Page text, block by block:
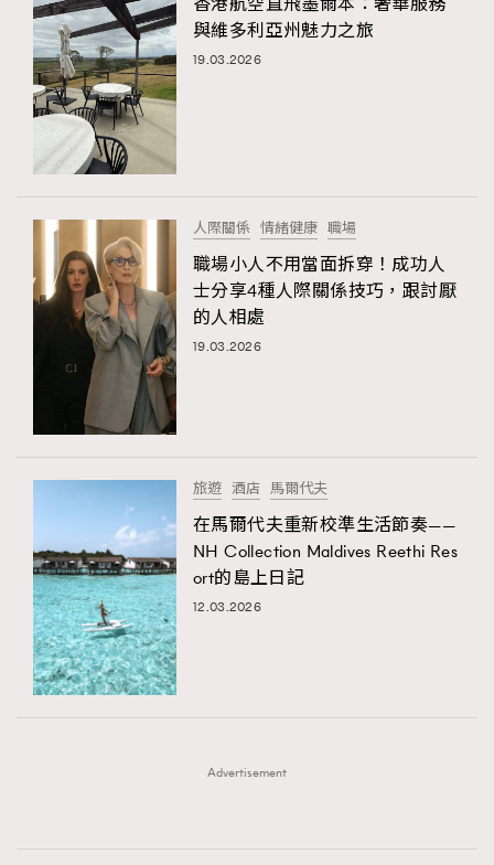
HommeStyle 132
NoBagNoLife
VAxChowSangSang
WatchesWonder&Beyond
WatchesWonder&Beyond
向ChanelN°5致敬 1
大時代小事情 42
時尚熱話
玩物壯志 1
本人已詳閱並同意遵守本文列明條款及細則。 請瀏覽
(nmg.com.hk/privacy
本人願意接收新傳媒集團的最新消息及其他宣傳資訊，本人同意
#FigaroIssue 專訪陳漢娜Hanna與Takuro｜模特
當巨蟹座遇上處女座 Tyson Yoshi x 林家謙
與維多利亞州魅力之旅
19.03.2026
人際關係 情緒健康 職場
職場小人不用當面拆穿！成功人
士分享4種人際關係技巧，跟討厭
的人相處
19.03.2026
旅遊 酒店 馬爾代夫
在馬爾代夫重新校準生活節奏——
NH Collection Maldives Reethi Res
ort的島上日記
12.03.2026
Advertisement